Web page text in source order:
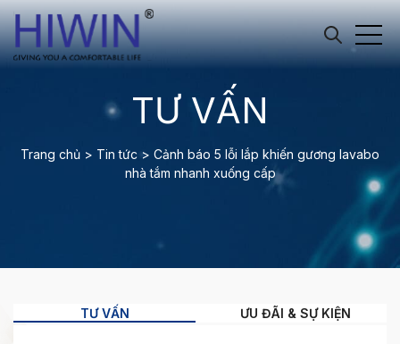
TƯ VẤN
Trang chủ > Tin tức > Cảnh báo 5 lỗi lắp khiến gương lavabo
nhà tắm nhanh xuống cấp
TƯ VẤN ƯU ĐÃI & SỰ KIỆN